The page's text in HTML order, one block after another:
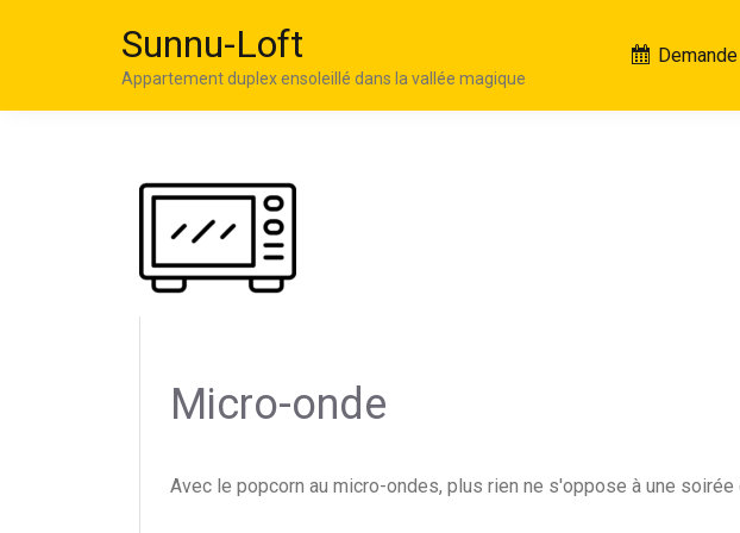
Sunnu-Loft
Appartement duplex ensoleillé dans la vallée magique
Micro-onde
Avec le popcorn au micro-ondes, plus rien ne s'oppose à une soirée